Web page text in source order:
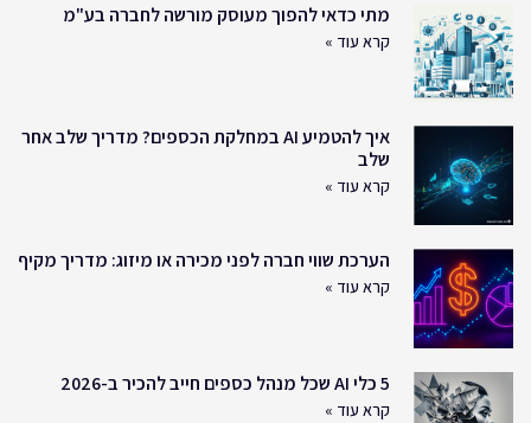
מתי כדאי להפוך מעוסק מורשה לחברה בע"מ
קרא עוד »
איך להטמיע AI במחלקת הכספים? מדריך שלב אחר
שלב
קרא עוד »
הערכת שווי חברה לפני מכירה או מיזוג: מדריך מקיף
קרא עוד »
5 כלי AI שכל מנהל כספים חייב להכיר ב-2026
קרא עוד »